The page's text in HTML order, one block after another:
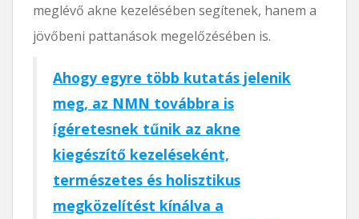
meglévő akne kezelésében segítenek, hanem a
jövőbeni pattanások megelőzésében is.
Ahogy egyre több kutatás jelenik
meg, az NMN továbbra is
ígéretesnek tűnik az akne
kiegészítő kezeléseként,
természetes és holisztikus
megközelítést kínálva a